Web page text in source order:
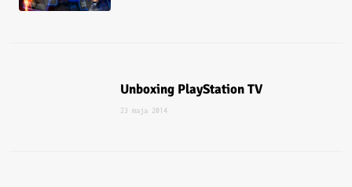
Unboxing PlayStation TV
23 maja 2014